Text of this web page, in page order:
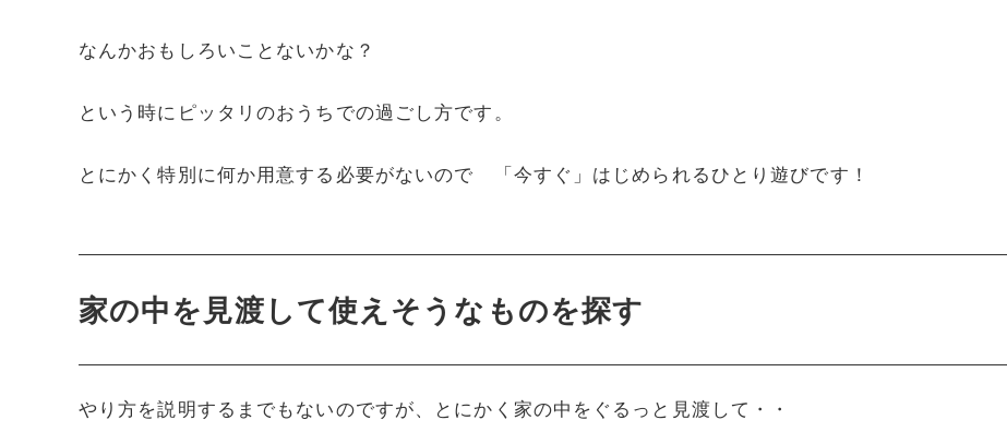
なんかおもしろいことないかな？
という時にピッタリのおうちでの過ごし方です。
とにかく特別に何か用意する必要がないので 「今すぐ」はじめられるひとり遊びです！
家の中を見渡して使えそうなものを探す
やり方を説明するまでもないのですが、とにかく家の中をぐるっと見渡して・・